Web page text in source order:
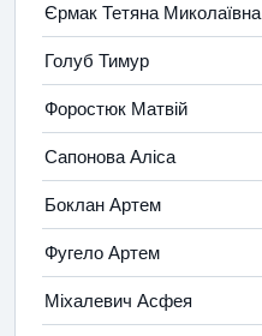
Єрмак Тетяна Миколаївна
Голуб Тимур
Форостюк Матвій
Сапонова Аліса
Боклан Артем
Фугело Артем
Міхалевич Асфея